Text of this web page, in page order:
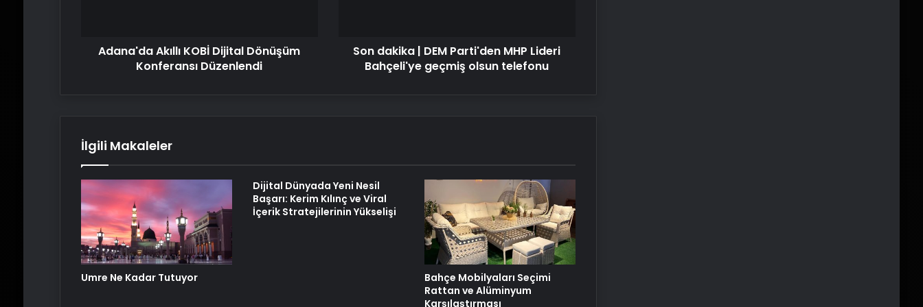
Petmona : Kedi Maması ve Köpek
25 Yıllık Miras Davasında Gözler
Temmuz Ayındaki Karar
Duruşmasına Çevrildi
Şanlıurfa Boşanma Avukatı ile
Boşanma Sürecini Doğru Yönetme
Rehberi
Adana'da Akıllı KOBİ Dijital Dönüşüm
Konferansı Düzenlendi
olsun
telefonu
Son dakika | DEM Parti'den MHP Lideri
Bahçeli'ye geçmiş olsun telefonu
İlgili Makaleler
Umre Ne Kadar Tutuyor
Dijital Dünyada Yeni Nesil
Başarı: Kerim Kılınç ve Viral
İçerik Stratejilerinin Yükselişi
Bahçe Mobilyaları Seçimi
Rattan ve Alüminyum
Karşılaştırması